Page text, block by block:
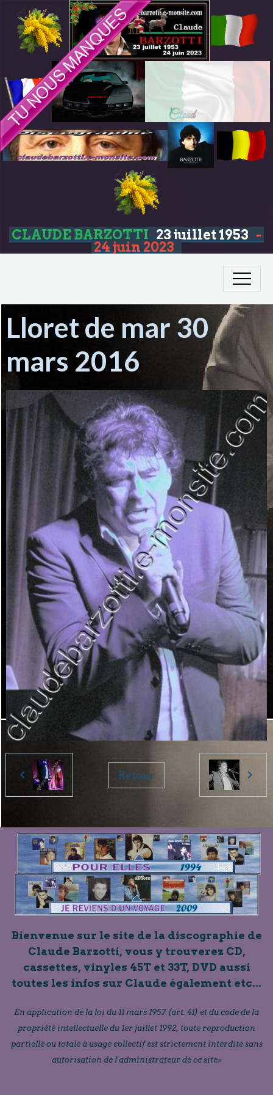
CLAUDE BARZOTTI 23 juillet 1953 -
24 juin 2023
Lloret de mar 30
mars 2016
Retour
Bienvenue sur le site de la discographie de
Claude Barzotti, vous y trouverez CD,
cassettes, vinyles 45T et 33T, DVD aussi
toutes les infos sur Claude également etc...
En application de la loi du 11 mars 1957 (art. 41) et du code de la
propriété intellectuelle du 1er juillet 1992, toute reproduction
partielle ou totale à usage collectif est strictement interdite sans
autorisation de l'administrateur de ce site»